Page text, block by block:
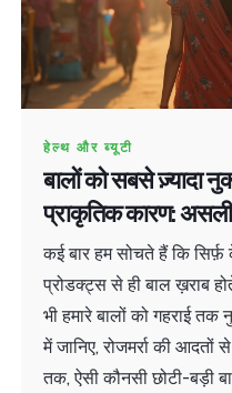
हेल्थ और ब्यूटी
बालों को सबसे ज़्यादा
प्राकृतिक कारण:
तरीक़े
कई बार हम सोचते हैं कि
प्रोडक्ट्स से ही बाल ख़राब
भी हमारे बालों को गहराई
में जानिए, रोजमर्रा की
तक, ऐसी कौनसी छोटी-बड़ी